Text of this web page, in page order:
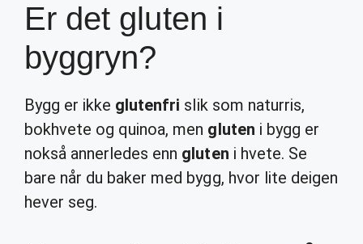
Er det gluten i
byggryn?
Bygg er ikke glutenfri slik som naturris,
bokhvete og quinoa, men gluten i bygg er
nokså annerledes enn gluten i hvete. Se
bare når du baker med bygg, hvor lite deigen
hever seg.